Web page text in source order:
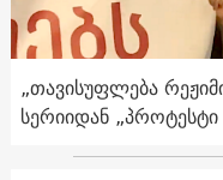
„თავისუფლება
სერიიდან